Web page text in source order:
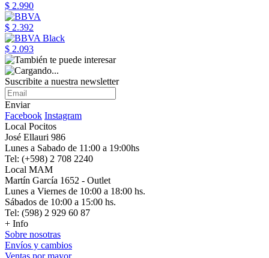
$ 2.990
$ 2.392
$ 2.093
Suscribite a nuestra newsletter
Enviar
Facebook Instagram
Local Pocitos
José Ellauri 986
Lunes a Sabado de 11:00 a 19:00hs
Tel: (+598) 2 708 2240
Local MAM
Martín García 1652 - Outlet
Lunes a Viernes de 10:00 a 18:00 hs.
Sábados de 10:00 a 15:00 hs.
Tel: (598) 2 929 60 87
+ Info
Sobre nosotras
Envíos y cambios
Ventas por mayor